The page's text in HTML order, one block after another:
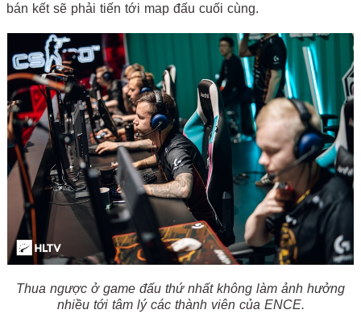
bán kết sẽ phải tiến tới map đấu cuối cùng.
Thua ngược ở game đấu thứ nhất không làm ảnh hưởng
nhiều tới tâm lý các thành viên của ENCE.